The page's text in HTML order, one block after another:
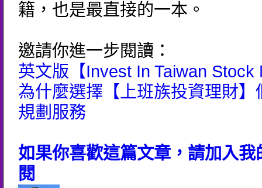
籍，也是最直接的一本。
邀請你進一步閱讀：
英文版【Invest In Taiwan Stock
為什麼選擇【上班族投資理財】
規劃服務
如果你喜歡這篇文章，請加入我
閱